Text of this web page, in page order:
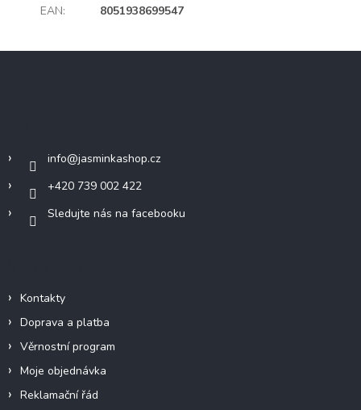
EAN: 8051938699547
info@jasminkashop.cz
+420 739 002 422
Sledujte nás na facebooku
Kontakty
Doprava a platba
Věrnostní program
Moje objednávka
Reklamační řád